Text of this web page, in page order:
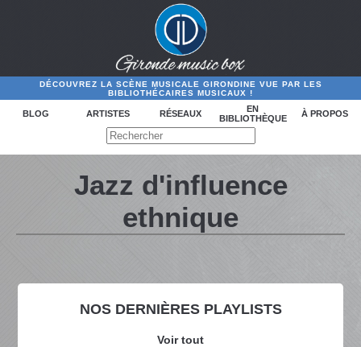
DÉCOUVREZ LA SCÈNE MUSICALE GIRONDINE VUE PAR LES
BIBLIOTHÉCAIRES MUSICAUX !
BLOG ARTISTES RÉSEAUX
EN
BIBLIOTHÈQUE
À PROPOS
NOS DERNIÈRES PLAYLISTS
Voir tout
Jazz d'influence
ethnique